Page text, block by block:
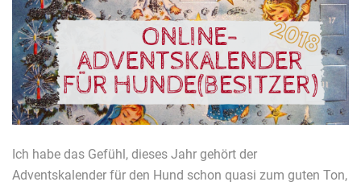
Ich habe das Gefühl, dieses Jahr gehört der
Adventskalender für den Hund schon quasi zum guten Ton,